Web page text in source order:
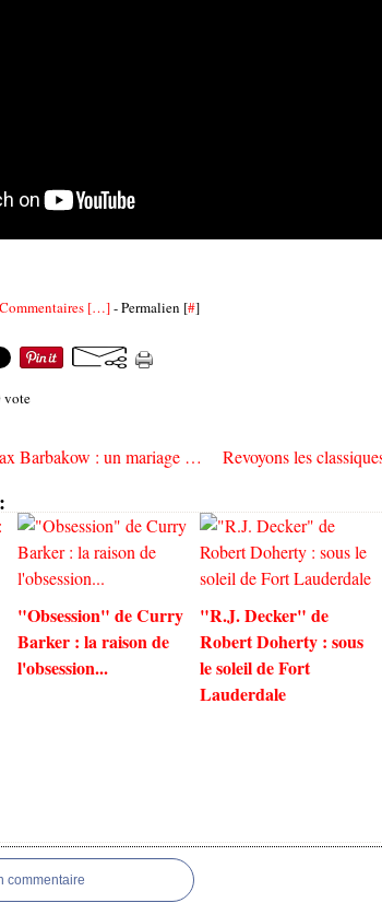
Commentaires […]- Permalien [#]
vote
"Palm Springs" de Max Barbakow : un mariage sans fin, ou le jour de la chèvre ?
"Obsession" de Curry
Barker : la raison de
l'obsession...
"R.J. Decker" de
Robert Doherty : sous
le soleil de Fort
Lauderdale
commentaire